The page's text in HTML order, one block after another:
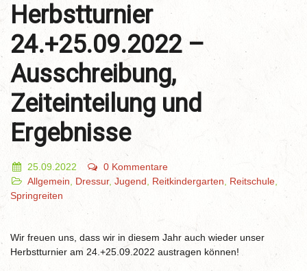
Herbstturnier
24.+25.09.2022 –
Ausschreibung,
Zeiteinteilung und
Ergebnisse
25.09.2022
0 Kommentare
Allgemein
Dressur, Jugend Reitkindergarten Reitschule
Springreiten
Wir freuen uns, dass wir in diesem Jahr auch wieder unser
Herbstturnier am 24.+25.09.2022 austragen können!